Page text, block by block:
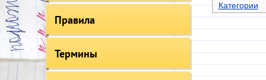
Правила
Термины
Категории